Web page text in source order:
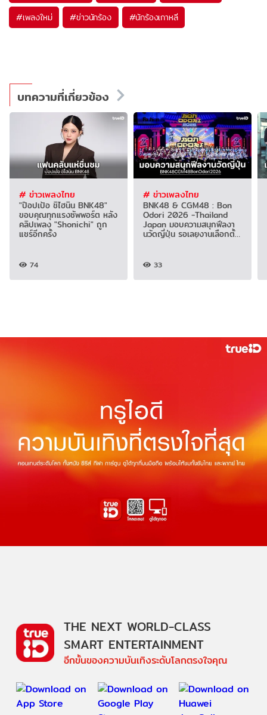
#เพลงใหม่ #ข่าวนักร้อง #นักร้องเกาหลี
บทความที่เกี่ยวข้อง
# ข่าวเพลงไทย
"ป๊อปเป้อ ชิไฮนิน BNK48"
ขอบคุณทุกแรงซัพพอร์ต หลัง
คลิปเพลง "Shonichi" ถูก
แชร์อีกครั้ง
74
# ข่าวเพลงไทย
BNK48 & CGM48 : Bon
Odori 2026 -Thailand
Japan มอบความสนุกฟีลงา
นวัดญี่ปุ่น รอเลยงานเลือกตั้ง
33
THE NEXT WORLD-CLASS
SMART ENTERTAINMENT
อีกขั้นของความบันเทิงระดับโลกตรงใจคุณ